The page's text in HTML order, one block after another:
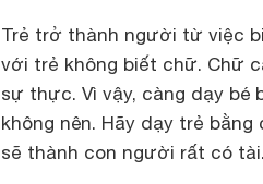
Trẻ trở thành người từ việc
với trẻ không biết chữ. Chữ
sự thực. Vì vậy, càng dạy bé
không nên. Hãy dạy trẻ
sẽ thành con người rất có